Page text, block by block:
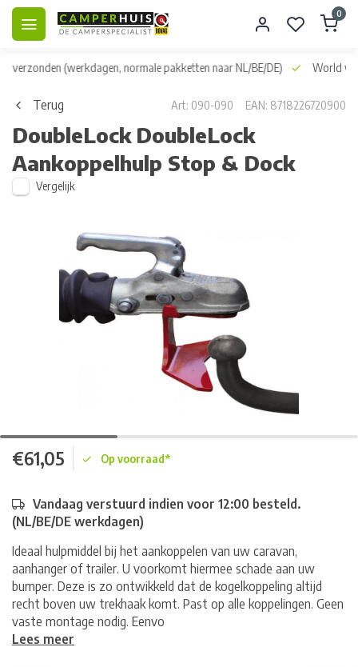
0
verzonden (werkdagen, normale pakketten naar NL/BE/DE) World
Terug Art: 090-090 EAN: 8718226720900
DoubleLock DoubleLock
Aankoppelhulp Stop & Dock
Vergelijk
€61,05 Op voorraad*
Vandaag verstuurd indien voor 12:00 besteld.
(NL/BE/DE werkdagen)
Ideaal hulpmiddel bij het aankoppelen van uw caravan,
aanhanger of trailer. U voorkomt hiermee schade aan uw
bumper. Deze is zo ontwikkeld dat de kogelkoppeling altijd
recht boven uw trekhaak komt. Past op alle koppelingen. Geen
vaste montage nodig. Eenvo
Lees meer